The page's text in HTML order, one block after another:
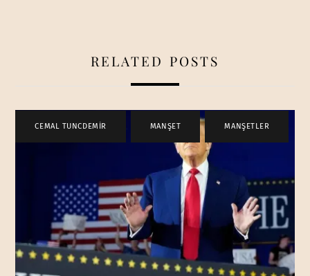
RELATED POSTS
CEMAL TUNCDEMİR MANŞET , MANŞETLER